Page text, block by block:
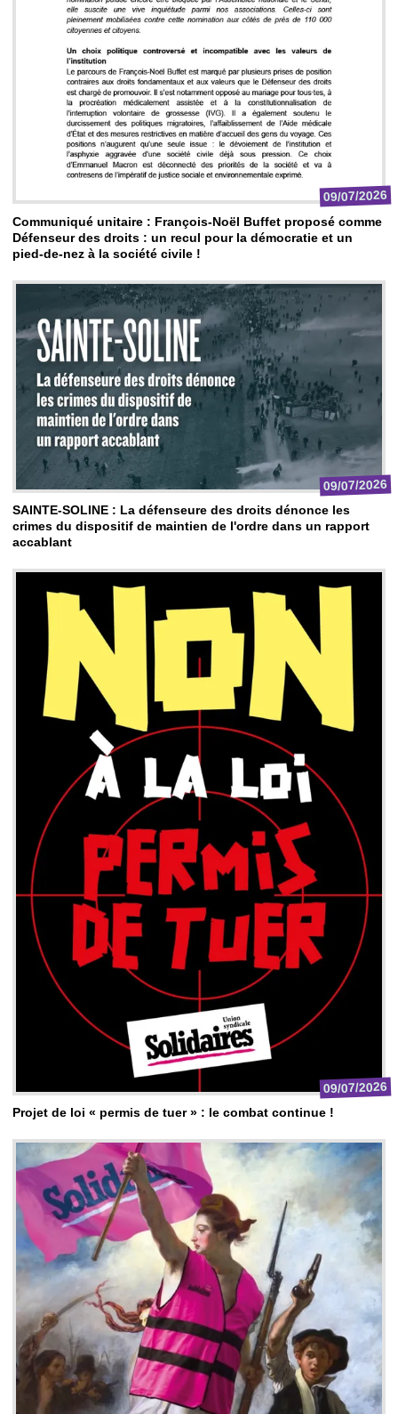
09/07/2026
Communiqué unitaire : François-Noël Buffet proposé comme
Défenseur des droits : un recul pour la démocratie et un
pied-de-nez à la société civile !
09/07/2026
SAINTE-SOLINE : La défenseure des droits dénonce les
crimes du dispositif de maintien de l'ordre dans un rapport
accablant
09/07/2026
Projet de loi « permis de tuer » : le combat continue !